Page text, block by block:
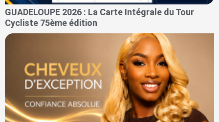
GUADELOUPE 2026 : La Carte Intégrale du Tour
Cycliste 75ème édition